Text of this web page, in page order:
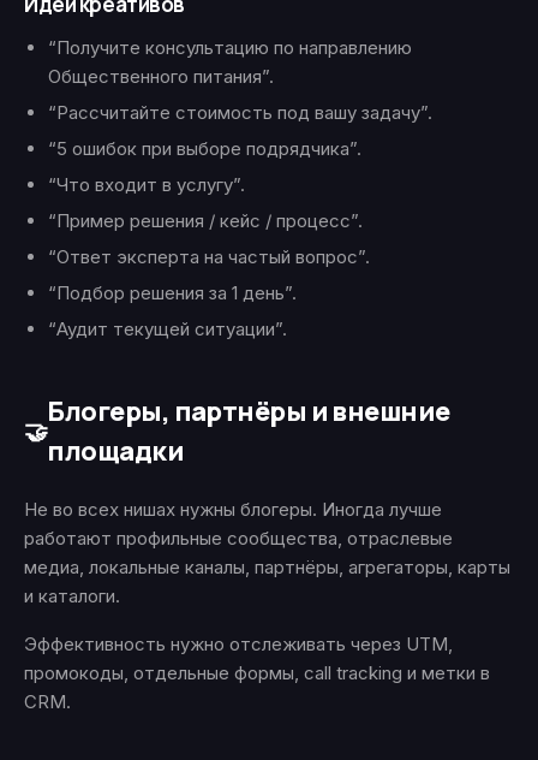
“Получите консультацию по направлению
Общественного питания”.
“Рассчитайте стоимость под вашу задачу”.
“5 ошибок при выборе подрядчика”.
“Что входит в услугу”.
“Пример решения / кейс / процесс”.
“Ответ эксперта на частый вопрос”.
“Подбор решения за 1 день”.
“Аудит текущей ситуации”.
🤝
Блогеры, партнёры и внешние
площадки
Не во всех нишах нужны блогеры. Иногда лучше
работают профильные сообщества, отраслевые
медиа, локальные каналы, партнёры, агрегаторы, карты
и каталоги.
Эффективность нужно отслеживать через UTM,
промокоды, отдельные формы, call tracking и метки в
CRM.